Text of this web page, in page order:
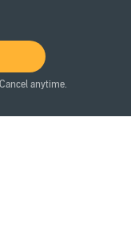
anytime.